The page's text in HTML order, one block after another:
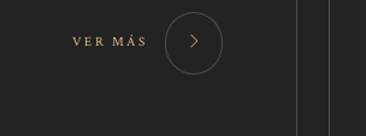
VER MÁS